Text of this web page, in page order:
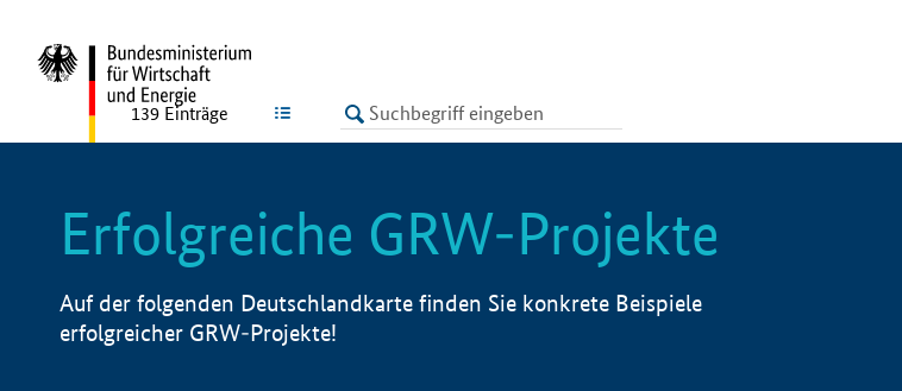
LISTE
139 Einträge
Erfolgreiche GRW-Projekte
Auf der folgenden Deutschlandkarte finden Sie konkrete Beispiele
erfolgreicher GRW-Projekte!